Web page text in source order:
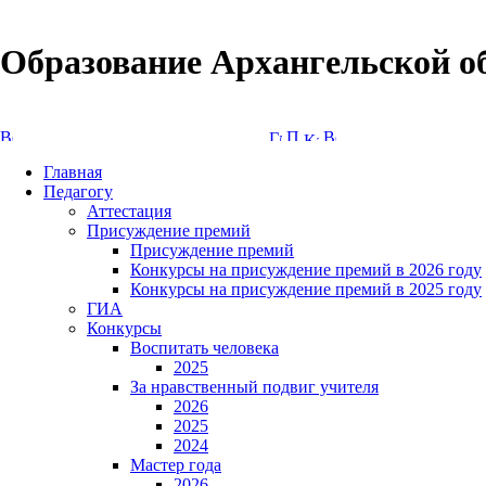
Образование Архангельской
Главная
Педагогу
Аттестация
Присуждение премий
Присуждение премий
Конкурсы на присуждение премий в 2026 году
Конкурсы на присуждение премий в 2025 году
ГИА
Конкурсы
Воспитать человека
2025
За нравственный подвиг учителя
2026
2025
2024
Мастер года